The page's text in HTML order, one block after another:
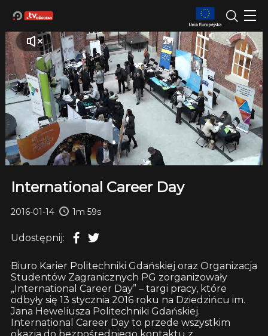
International Career Day
2016-01-14 1m 59s
Udostępnij:
Biuro Karier Politechniki Gdańskiej oraz Organizacja
Studentów Zagranicznych PG zorganizowały
„International Career Day” – targi pracy, które
odbyły się 13 stycznia 2016 roku na Dziedzińcu im.
Jana Heweliusza Politechniki Gdańskiej.
International Career Day to przede wszystkim
okazja do bezpośredniego kontaktu z